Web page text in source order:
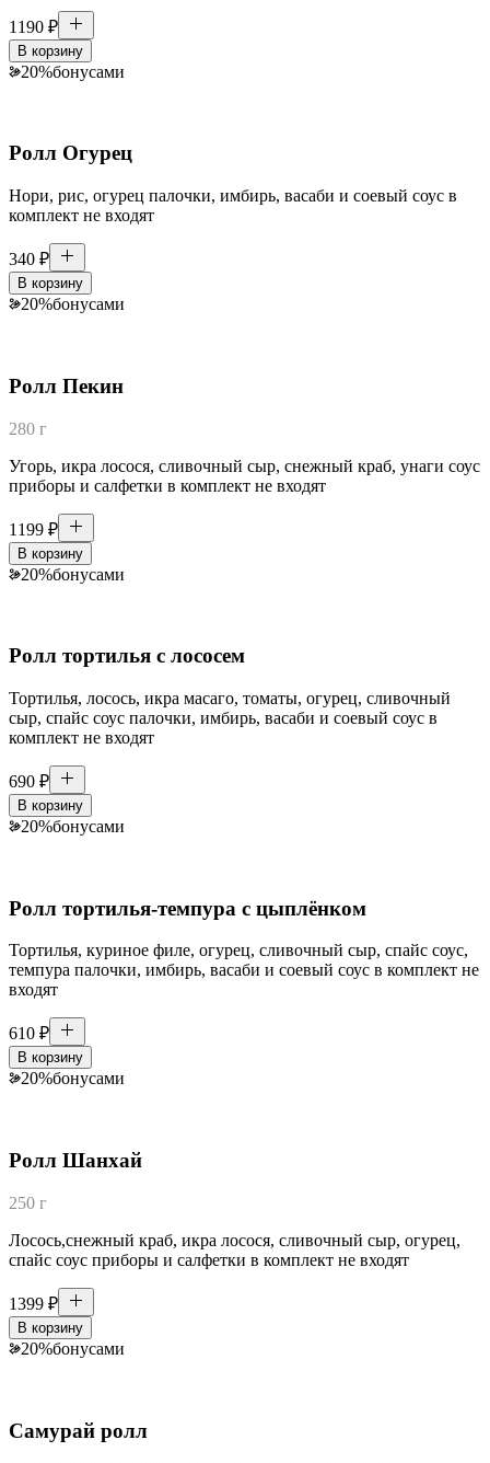
1190 ₽
В корзину
20%бонусами
Ролл Огурец
Нори, рис, огурец палочки, имбирь, васаби и соевый соус в
комплект не входят
340 ₽
В корзину
20%бонусами
Ролл Пекин
280 г
Угорь, икра лосося, сливочный сыр, снежный краб, унаги соус
приборы и салфетки в комплект не входят
1199 ₽
В корзину
20%бонусами
Ролл тортилья с лососем
Тортилья, лосось, икра масаго, томаты, огурец, сливочный
сыр, спайс соус палочки, имбирь, васаби и соевый соус в
комплект не входят
690 ₽
В корзину
20%бонусами
Ролл тортилья-темпура с цыплёнком
Тортилья, куриное филе, огурец, сливочный сыр, спайс соус,
темпура палочки, имбирь, васаби и соевый соус в комплект не
входят
610 ₽
В корзину
20%бонусами
Ролл Шанхай
250 г
Лосось,снежный краб, икра лосося, сливочный сыр, огурец,
спайс соус приборы и салфетки в комплект не входят
1399 ₽
В корзину
20%бонусами
Самурай ролл